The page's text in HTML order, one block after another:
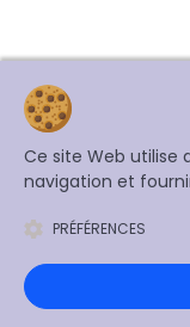
Ce site Web utilise
navigation et
PRÉFÉRENCES